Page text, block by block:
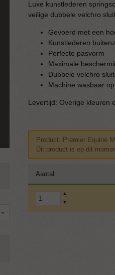
Luxe kunstlederen
veilige dubbele velchro
Gevoerd met een
Kunstlederen
Perfecte pasvorm
Maximale
Dubbele velchro
Machine wasbaar
Levertijd: Overige kleuren
Product: Premier Equine
Dit product is op dit
Aantal
▲
▼